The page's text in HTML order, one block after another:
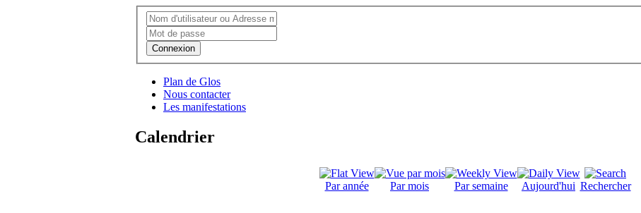
Connexion
Plan de Glos
Nous contacter
Les manifestations
Calendrier
Par année Par mois Par semaine Aujourd'hui Rechercher